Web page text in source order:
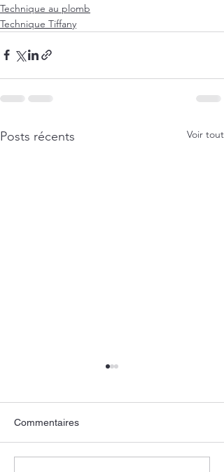
Technique au plomb
Technique Tiffany
Posts récents Voir tout
Commentaires